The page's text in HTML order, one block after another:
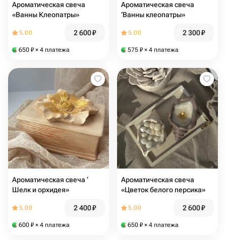
Ароматическая свеча
«Ванны Клеопатры»
5.00 2 600₽
650 ₽ × 4 платежа
Ароматическая свеча
‘Ванны клеопатры»
5.00 2 300₽
575 ₽ × 4 платежа
Ароматическая свеча ‘
Шелк и орхидея»
5.00 2 400₽
600 ₽ × 4 платежа
Ароматическая свеча
«Цветок белого персика»
5.00 2 600₽
650 ₽ × 4 платежа